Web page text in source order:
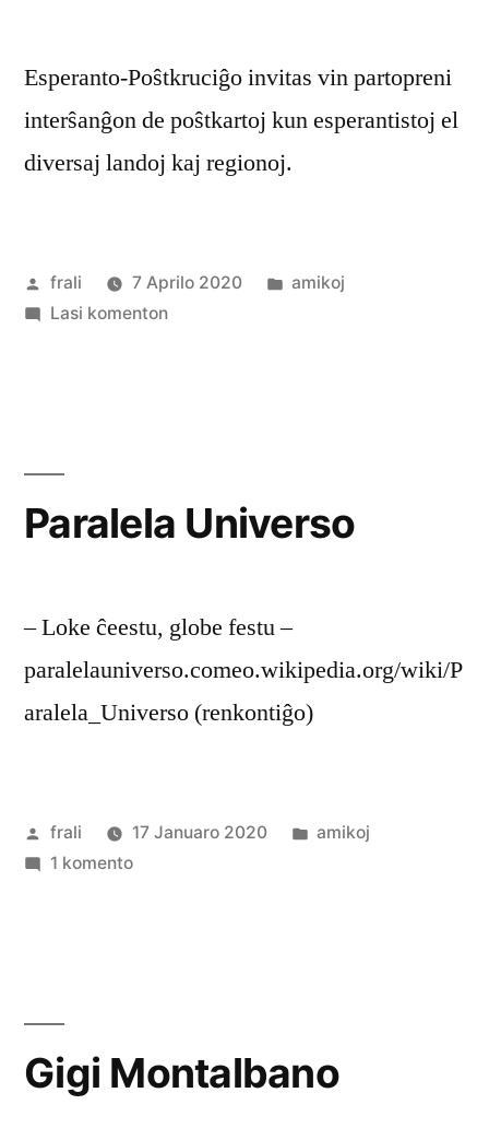
Esperanto-Poŝtkruciĝo invitas vin partopreni
interŝanĝon de poŝtkartoj kun esperantistoj el
diversaj landoj kaj regionoj.
Afiŝita
de
frali 7 Aprilo 2020
Afiŝita
amikoj
Lasi komentonpri
Paralela Universo
– Loke ĉeestu, globe festu –
paralelauniverso.comeo.wikipedia.org/wiki/P
aralela_Universo (renkontiĝo)
Afiŝita
de
frali 17 Januaro 2020
Afiŝita
amikoj
1 komentopri
Gigi Montalbano